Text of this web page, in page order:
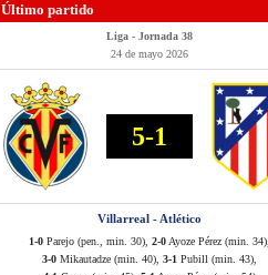
Último partido
Liga - Jornada 38
24 de mayo 2026
5-1
Villarreal - Atlético
1-0 Parejo (pen., min. 30), 2-0 Ayoze Pérez (min. 34),
3-0 Mikautadze (min. 40), 3-1 Pubill (min. 43),